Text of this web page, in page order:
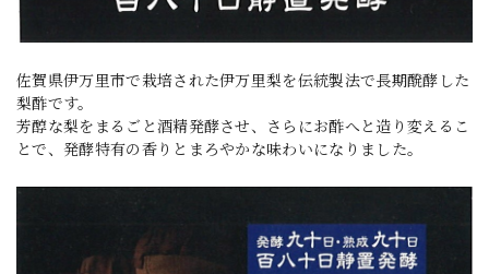
佐賀県伊万里市で栽培された伊万里梨を伝統製法で長期醗酵した
梨酢です。
芳醇な梨をまるごと酒精発酵させ、さらにお酢へと造り変えるこ
とで、発酵特有の香りとまろやかな味わいになりました。